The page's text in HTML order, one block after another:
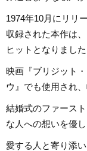
1974年10月にリリ
収録された本作は
ヒットとなりました
映画『ブリジット
ウ』でも使用され
結婚式のファース
な人への想いを優
愛する人と寄り添